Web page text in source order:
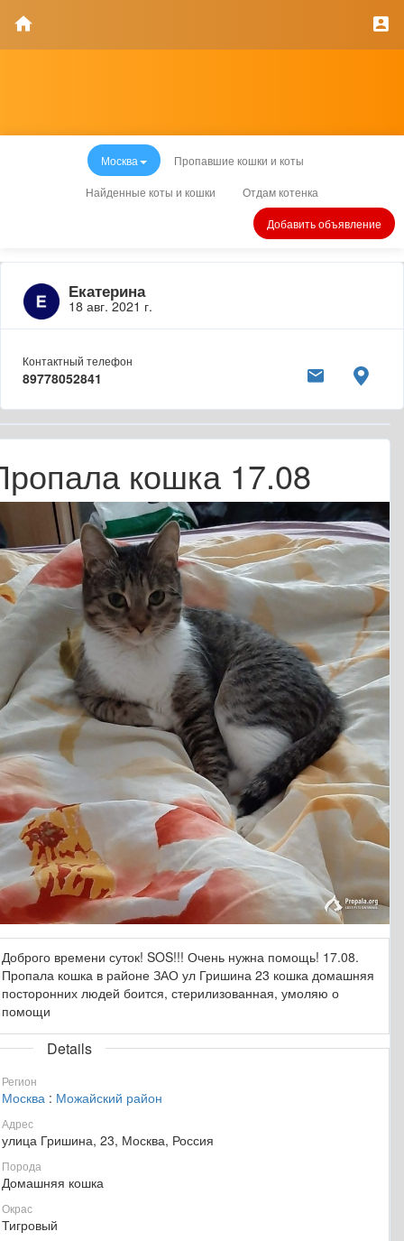
Москва Пропавшие кошки и коты
Найденные коты и кошки Отдам котенка
Добавить объявление
Екатерина
18 авг. 2021 г.
Контактный телефон
89778052841
кошка 17.08
Доброго времени суток! SOS!!! Очень нужна помощь! 17.08.
Пропала кошка в районе ЗАО ул Гришина 23 кошка домашняя
посторонних людей боится, стерилизованная, умоляю о
помощи
Details
Регион
Москва : Можайский район
Адрес
улица Гришина, 23, Москва, Россия
Порода
Домашняя кошка
Окрас
Тигровый